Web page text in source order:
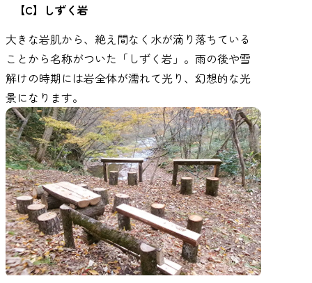
【C】しずく岩
大きな岩肌から、絶え間なく水が滴り落ちている
ことから名称がついた「しずく岩」。雨の後や雪
解けの時期には岩全体が濡れて光り、幻想的な光
景になります。